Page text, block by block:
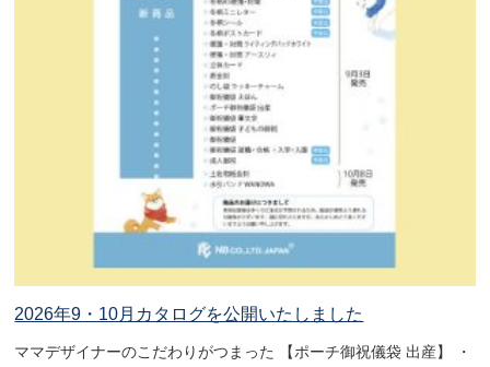
2026年9・10月カタログを公開いたしました
ママデザイナーのこだわりがつまった 【ポーチ御祝儀袋 出産】 ・